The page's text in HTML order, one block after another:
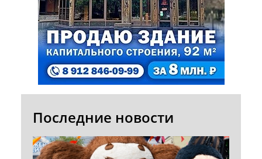
Последние новости